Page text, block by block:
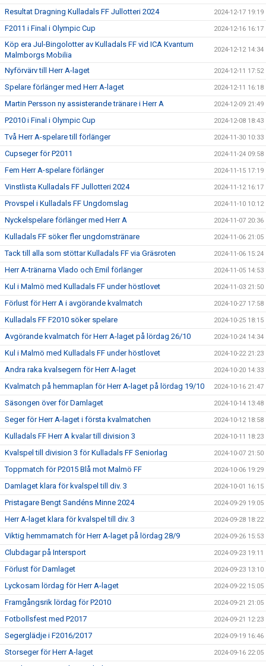
Resultat Dragning Kulladals FF Jullotteri 2024 2024-12-17 19:19
F2011 i Final i Olympic Cup 2024-12-16 16:17
Köp era Jul-Bingolotter av Kulladals FF vid ICA Kvantum
Malmborgs Mobilia
2024-12-12 14:34
Nyförvärv till Herr A-laget 2024-12-11 17:52
Spelare förlänger med Herr A-laget 2024-12-11 16:18
Martin Persson ny assisterande tränare i Herr A 2024-12-09 21:49
P2010 i Final i Olympic Cup 2024-12-08 18:43
Två Herr A-spelare till förlänger 2024-11-30 10:33
Cupseger för P2011 2024-11-24 09:58
Fem Herr A-spelare förlänger 2024-11-15 17:19
Vinstlista Kulladals FF Jullotteri 2024 2024-11-12 16:17
Provspel i Kulladals FF Ungdomslag 2024-11-10 10:12
Nyckelspelare förlänger med Herr A 2024-11-07 20:36
Kulladals FF söker fler ungdomstränare 2024-11-06 21:05
Tack till alla som stöttar Kulladals FF via Gräsroten 2024-11-06 15:24
Herr A-tränarna Vlado och Emil förlänger 2024-11-05 14:53
Kul i Malmö med Kulladals FF under höstlovet 2024-11-03 21:50
Förlust för Herr A i avgörande kvalmatch 2024-10-27 17:58
Kulladals FF F2010 söker spelare 2024-10-25 18:15
Avgörande kvalmatch för Herr A-laget på lördag 26/10 2024-10-24 14:34
Kul i Malmö med Kulladals FF under höstlovet 2024-10-22 21:23
Andra raka kvalsegern för Herr A-laget 2024-10-20 14:33
Kvalmatch på hemmaplan för Herr A-laget på lördag 19/10 2024-10-16 21:47
Säsongen över för Damlaget 2024-10-14 13:48
Seger för Herr A-laget i första kvalmatchen 2024-10-12 18:58
Kulladals FF Herr A kvalar till division 3 2024-10-11 18:23
Kvalspel till division 3 för Kulladals FF Seniorlag 2024-10-07 21:50
Toppmatch för P2015 Blå mot Malmö FF 2024-10-06 19:29
Damlaget klara för kvalspel till div. 3 2024-10-01 16:15
Pristagare Bengt Sandéns Minne 2024 2024-09-29 19:05
Herr A-laget klara för kvalspel till div. 3 2024-09-28 18:22
Viktig hemmamatch för Herr A-laget på lördag 28/9 2024-09-26 15:53
Clubdagar på Intersport 2024-09-23 19:11
Förlust för Damlaget 2024-09-23 13:10
Lyckosam lördag för Herr A-laget 2024-09-22 15:05
Framgångsrik lördag för P2010 2024-09-21 21:05
Fotbollsfest med P2017 2024-09-21 12:23
Segerglädje i F2016/2017 2024-09-19 16:46
Storseger för Herr A-laget 2024-09-16 22:05